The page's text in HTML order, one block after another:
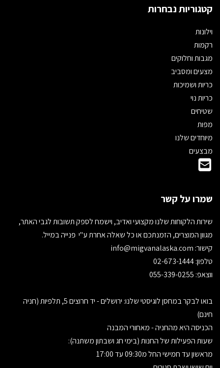
קטגוריות נבחרות
וילונות
רקמות
מגבות וחלוקים
מצעים ומסביב
כריות ושמיכות
כריות נוי
שטיחים
מפות
מיוחדים שלנו
מבצעים
שמרו על קשר
שירות הלקוחות שלנו מקצועי ואדיב, וישמח לספק תשובות לגבי האתר,
מגוון המוצרים, הזמנתכם או כל שאלה אחרת ע"י פנייה במייל.
קישור:
טלפון: 02-673-1444
ווצאפ: 055-339-0255
בואו לבקר במחסן לוגיסטי שלנו: ירושלים - יד חרוצים 5, תלפיות (חניה
חינם)
הכניסה היא מהחניה - מאחורי המבנה
שעות הפעילות של החנות (בימי חג ושבתון משתנה):
מראשון עד חמישי החל מ09:30 עד 17:00